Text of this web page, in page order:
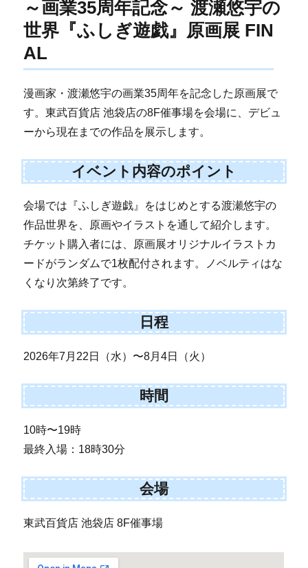
～画業35周年記念～ 渡瀬悠宇の
世界『ふしぎ遊戯』原画展 FIN
AL
漫画家・渡瀬悠宇の画業35周年を記念した原画展で
す。東武百貨店 池袋店の8F催事場を会場に、デビュ
ーから現在までの作品を展示します。
イベント内容のポイント
会場では『ふしぎ遊戯』をはじめとする渡瀬悠宇の
作品世界を、原画やイラストを通して紹介します。
チケット購入者には、原画展オリジナルイラストカ
ードがランダムで1枚配付されます。ノベルティはな
くなり次第終了です。
日程
2026年7月22日（水）〜8月4日（火）
時間
10時〜19時
最終入場：18時30分
会場
東武百貨店 池袋店 8F催事場